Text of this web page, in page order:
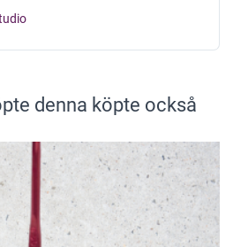
denna köpte också